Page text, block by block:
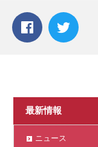
最新情報
ニュース